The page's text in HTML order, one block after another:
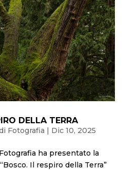
DELLA TERRA
Fotografia | Dic 10, 2025
ha presentato la
Il respiro della Terra”